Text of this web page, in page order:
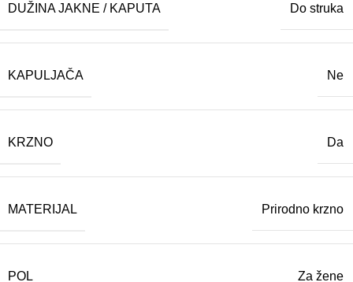
DUŽINA JAKNE / KAPUTA Do struka
KAPULJAČA Ne
KRZNO Da
MATERIJAL Prirodno krzno
POL Za žene